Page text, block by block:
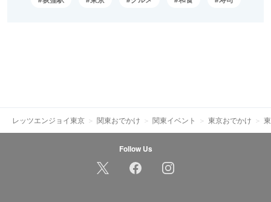
レッツエンジョイ東京 関東おでかけ 関東イベント 東京おでかけ
Follow Us